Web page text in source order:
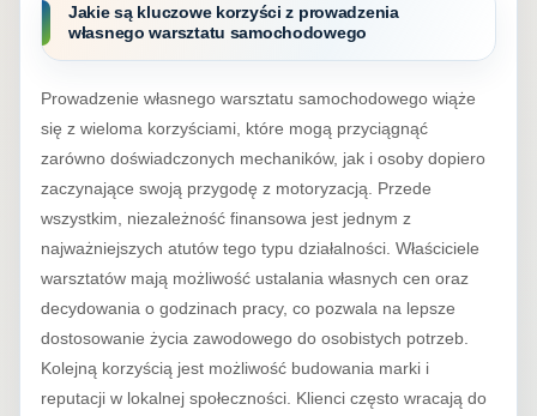
Jakie są kluczowe korzyści z prowadzenia
własnego warsztatu samochodowego
Prowadzenie własnego warsztatu samochodowego wiąże
się z wieloma korzyściami, które mogą przyciągnąć
zarówno doświadczonych mechaników, jak i osoby dopiero
zaczynające swoją przygodę z motoryzacją. Przede
wszystkim, niezależność finansowa jest jednym z
najważniejszych atutów tego typu działalności. Właściciele
warsztatów mają możliwość ustalania własnych cen oraz
decydowania o godzinach pracy, co pozwala na lepsze
dostosowanie życia zawodowego do osobistych potrzeb.
Kolejną korzyścią jest możliwość budowania marki i
reputacji w lokalnej społeczności. Klienci często wracają do